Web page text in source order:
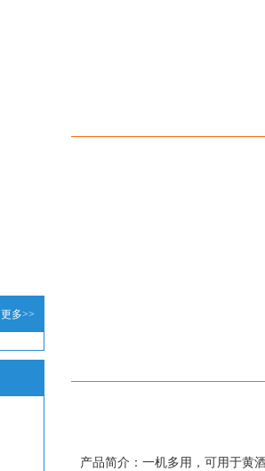
更多>>
产品简介：一机多用，可用于